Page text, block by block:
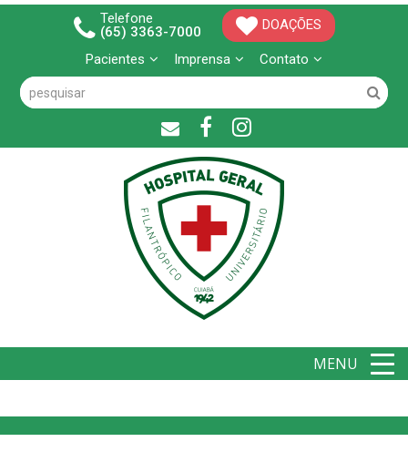
Telefone
(65) 3363-7000
DOAÇÕES
Pacientes Imprensa Contato
MENU